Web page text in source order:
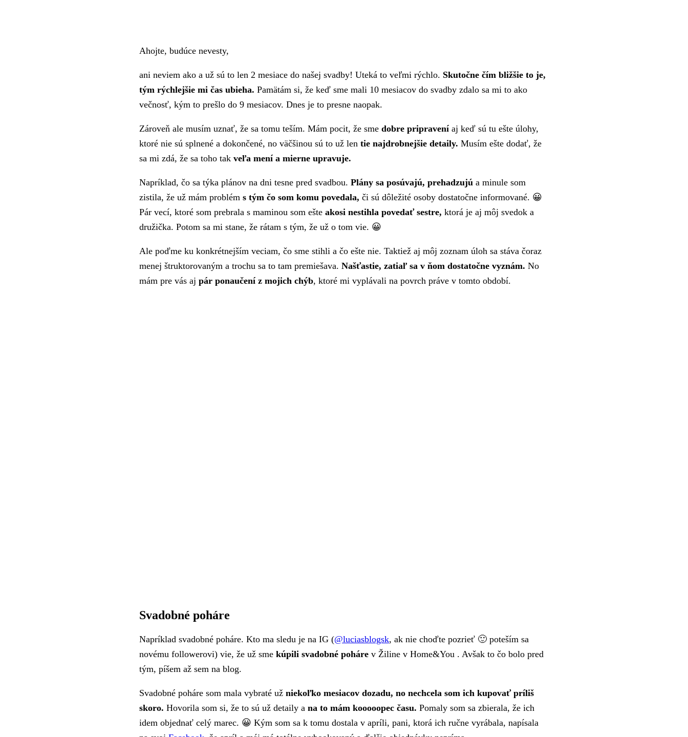
Ahojte, budúce nevesty,
ani neviem ako a už sú to len 2 mesiace do našej svadby! Uteká to veľmi rýchlo. Skutočne čím bližšie to je,
tým rýchlejšie mi čas ubieha. Pamätám si, že keď sme mali 10 mesiacov do svadby zdalo sa mi to ako
večnosť, kým to prešlo do 9 mesiacov. Dnes je to presne naopak.
Zároveň ale musím uznať, že sa tomu teším. Mám pocit, že sme dobre pripraveníaj keď sú tu ešte úlohy,
ktoré nie sú splnené a dokončené, no väčšinou sú to už len tie najdrobnejšie detaily. Musím ešte dodať, že
sa mi zdá, že sa toho tak veľa mení a mierne upravuje.
Napríklad, čo sa týka plánov na dni tesne pred svadbou. Plány sa posúvajú, prehadzujú a minule som
zistila, že už mám problém s tým čo som komu povedala, či sú dôležité osoby dostatočne informované. 😀
Pár vecí, ktoré som prebrala s maminou som ešte akosi nestihla povedať sestre, ktorá je aj môj svedok a
družička. Potom sa mi stane, že rátam s tým, že už o tom vie. 😀
Ale poďme ku konkrétnejším veciam, čo sme stihli a čo ešte nie. Taktiež aj môj zoznam úloh sa stáva čoraz
menej štruktorovaným a trochu sa to tam premiešava. Našťastie, zatiaľ sa v ňom dostatočne vyznám. No
mám pre vás aj pár ponaučení z mojich chýb, ktoré mi vyplávali na povrch práve v tomto období.
Svadobné poháre
Napríklad svadobné poháre. Kto ma sledu je na IG (@luciasblogsk, ak nie choďte pozrieť 🙂 poteším sa
novému followerovi) vie, že už sme kúpili svadobné poháre v Žiline v Home&You . Avšak to čo bolo pred
tým, píšem až sem na blog.
Svadobné poháre som mala vybraté už niekoľko mesiacov dozadu, no nechcela som ich kupovať príliš
skoro. Hovorila som si, že to sú už detaily a na to mám kooooopec času. Pomaly som sa zbierala, že ich
idem objednať celý marec. 😀 Kým som sa k tomu dostala v apríli, pani, ktorá ich ručne vyrábala, napísala